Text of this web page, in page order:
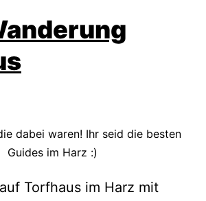
dabei waren! Ihr seid die besten
Guides im Harz :)
Torfhaus im Harz mit